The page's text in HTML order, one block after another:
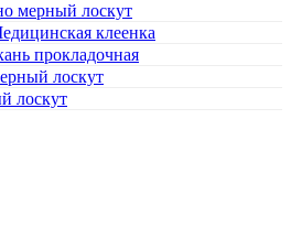
мерный лоскут
клеенка
прокладочная
лоскут
лоскут